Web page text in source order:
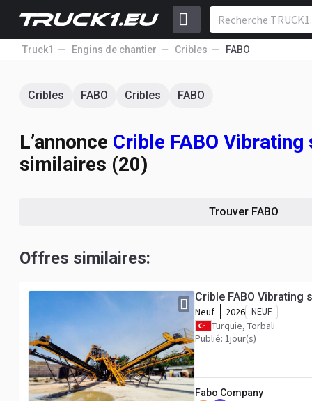
Truck1 Engins de chantier Cribles FABO
Cribles FABO Cribles FABO
L’annonce Crible FABO Vibrating
similaires (20)
Trouver FABO
Offres similaires:
Crible FABO Vibrating
Neuf 2026 NEUF
Turquie, Torbali
Publié: 1jour(s)
Fabo Company